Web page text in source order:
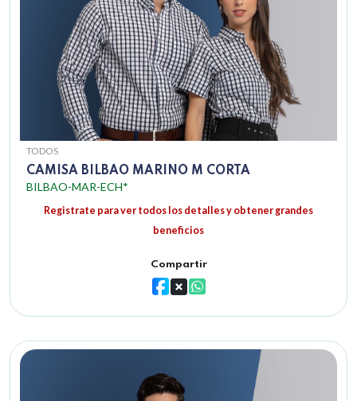
TODOS
CAMISA BILBAO MARINO M CORTA
BILBAO-MAR-ECH*
Registrate para ver todos los detalles y obtener grandes
beneficios
Compartir